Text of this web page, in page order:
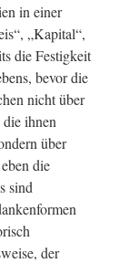
in einer
„Kapital“,
die Festigkeit
bevor die
nicht über
ihnen
über
die
sind
der